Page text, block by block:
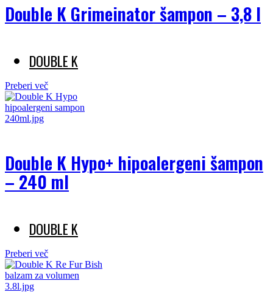
Double K Grimeinator šampon – 3,8 l
DOUBLE K
Preberi več
Double K Hypo+ hipoalergeni šampon
– 240 ml
DOUBLE K
Preberi več